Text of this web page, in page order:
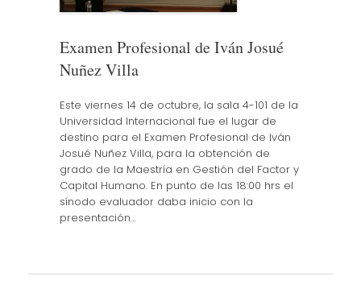
Examen Profesional de Iván Josué
Nuñez Villa
Este viernes 14 de octubre, la sala 4-101 de la
Universidad Internacional fue el lugar de
destino para el Examen Profesional de Iván
Josué Nuñez Villa, para la obtención de
grado de la Maestría en Gestión del Factor y
Capital Humano. En punto de las 18:00 hrs el
sínodo evaluador daba inicio con la
presentación…